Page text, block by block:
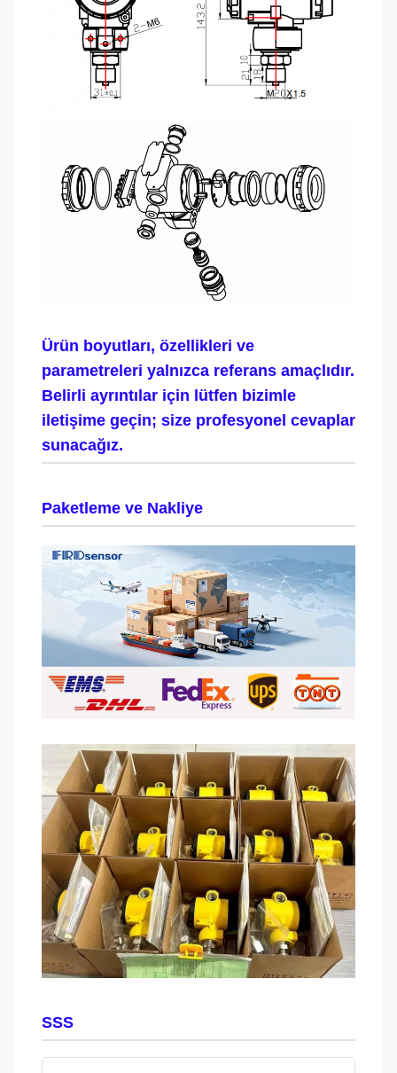
Ürün boyutları, özellikleri ve
parametreleri yalnızca referans amaçlıdır.
Belirli ayrıntılar için lütfen bizimle
iletişime geçin; size profesyonel cevaplar
sunacağız.
Paketleme ve Nakliye
SSS